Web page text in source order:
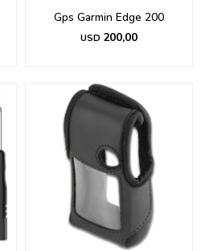
Gps Garmin Edge 200
USD 200,00